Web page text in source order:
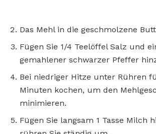
Das Mehl in die geschmolzene
Fügen Sie 1/4 Teelöffel Salz und
gemahlener schwarzer Pfeffer
Bei niedriger Hitze unter Rühren
Minuten kochen, um den
minimieren.
Fügen Sie langsam 1 Tasse Milch